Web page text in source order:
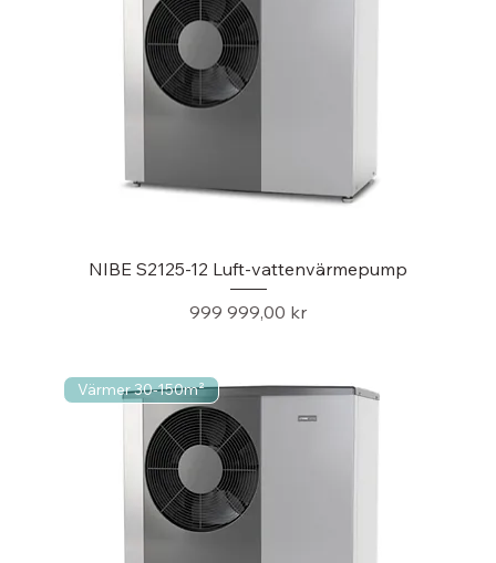
NIBE S2125-12 Luft-vattenvärmepump
Pris
999 999,00 kr
Värmer 30-150m²